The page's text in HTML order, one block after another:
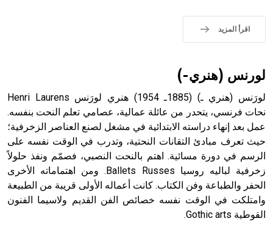
sign تكتب منفصلة غير متصلة، وتعتمد المبدأ الأكوروفوني،اقرأ المزيد
لورنس (هنري-)
لورَنس (هنري ـ) (1885ـ 1954) هنري لورَنس Henri Laurens
نحات فرنسي، يتحدر من عائلة عمالية، عصامي تعلم النحت بنفسه.
عمل بعد إنهاء دراسته الابتدائية في مشغل لصنع العناصر الزخرفية؛
حيث تعرف مبادئ التقانات النحتية، وتدرب في الوقت نفسه على
الرسم في دورة مسائية. اهتم بالنحت النصبي، فصمّم ونفذ حلولاً
زخرفية لباليه روسيا Ballets Russes. ومن اهتماماته الأخرى
الحفر والطباعة وفن الكتاب. كانت أعماله الأولى قريبة من الطبيعة
وامتلكت في الوقت نفسه خصائص الفن القديم ولاسيما الفنون
القوطية Gothic arts.